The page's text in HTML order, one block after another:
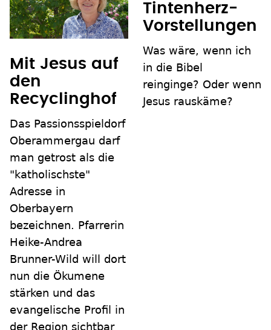
Mit Jesus auf
den
Recyclinghof
Das Passionsspieldorf
Oberammergau darf
man getrost als die
"katholischste"
Adresse in
Oberbayern
bezeichnen. Pfarrerin
Heike-Andrea
Brunner-Wild will dort
nun die Ökumene
stärken und das
evangelische Profil in
der Region sichtbar
Tintenherz-
Vorstellungen
Was wäre, wenn ich
in die Bibel
reinginge? Oder wenn
Jesus rauskäme?